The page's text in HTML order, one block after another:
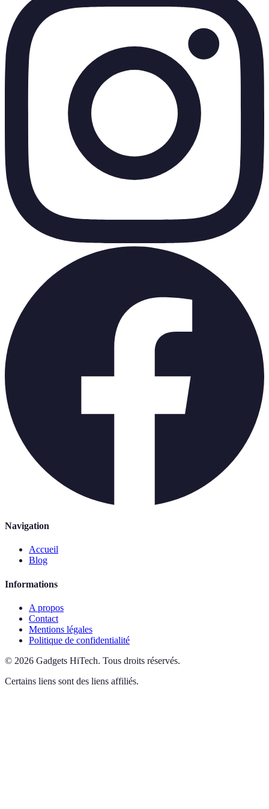
Navigation
Accueil
Blog
Informations
A propos
Contact
Mentions légales
Politique de confidentialité
© 2026 Gadgets HiTech. Tous droits réservés.
Certains liens sont des liens affiliés.